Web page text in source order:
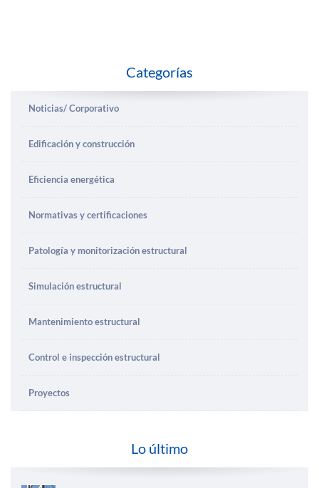
Categorías
Noticias/ Corporativo
Edificación y construcción
Eficiencia energética
Normativas y certificaciones
Patología y monitorización estructural
Simulación estructural
Mantenimiento estructural
Control e inspección estructural
Proyectos
Lo último